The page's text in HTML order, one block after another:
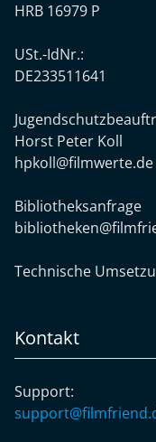
HRB 16979 P
USt.-IdNr.:
DE233511641
Horst Peter Koll
hpkoll@filmwerte.de
Bibliotheksanfrage
Technische
Kontakt
Support: